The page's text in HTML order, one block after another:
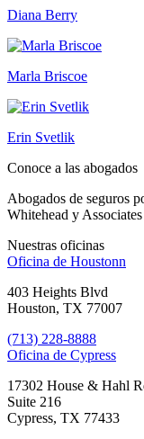
Diana Berry
Marla Briscoe
Erin Svetlik
Conoce a las abogados
Abogados de seguros
Whitehead y Associates
Nuestras oficinas
Oficina de Houstonn
403 Heights Blvd
Houston, TX 77007
(713) 228-8888
Oficina de Cypress
17302 House & Hahl
Suite 216
Cypress, TX 77433